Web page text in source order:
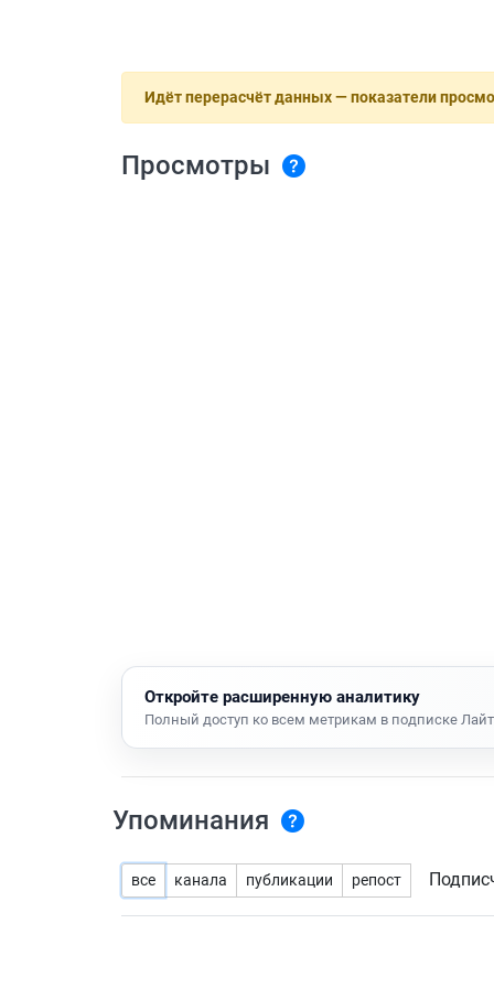
Идёт перерасчёт данных — показатели
Просмотры
Откройте расширенную аналитику
Полный доступ ко всем метрикам в подписке Лайт
Упоминания
все канала публикации репост